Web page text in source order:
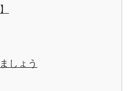
しょう